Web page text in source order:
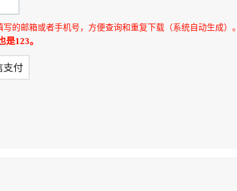
的邮箱或者手机号，方便查询和重复下载（系统自动生成）。
123。